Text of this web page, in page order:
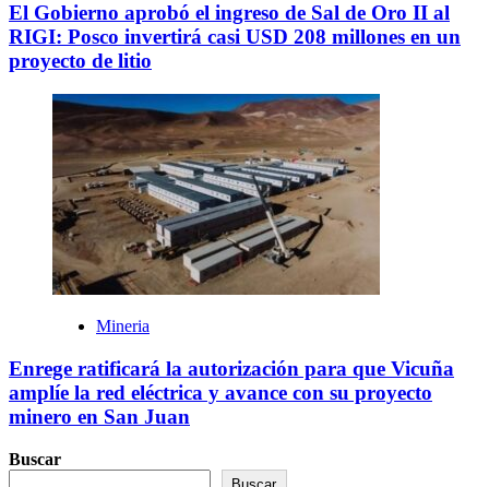
El Gobierno aprobó el ingreso de Sal de Oro II al
RIGI: Posco invertirá casi USD 208 millones en un
proyecto de litio
Mineria
Enrege ratificará la autorización para que Vicuña
amplíe la red eléctrica y avance con su proyecto
minero en San Juan
Buscar